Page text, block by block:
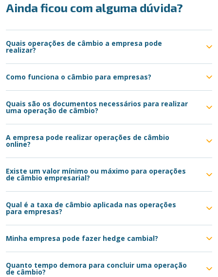
Ainda ficou com alguma dúvida?
Quais operações de câmbio a empresa pode
realizar?
Como funciona o câmbio para empresas?
Quais são os documentos necessários para realizar
uma operação de câmbio?
A empresa pode realizar operações de câmbio
online?
Existe um valor mínimo ou máximo para operações
de câmbio empresarial?
Qual é a taxa de câmbio aplicada nas operações
para empresas?
Minha empresa pode fazer hedge cambial?
Quanto tempo demora para concluir uma operação
de câmbio?